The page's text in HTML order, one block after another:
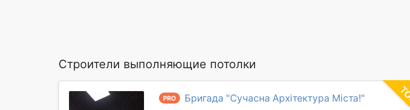
Строители выполняющие потолки
PRO Бригада "Сучасна Архітектура Міста!"